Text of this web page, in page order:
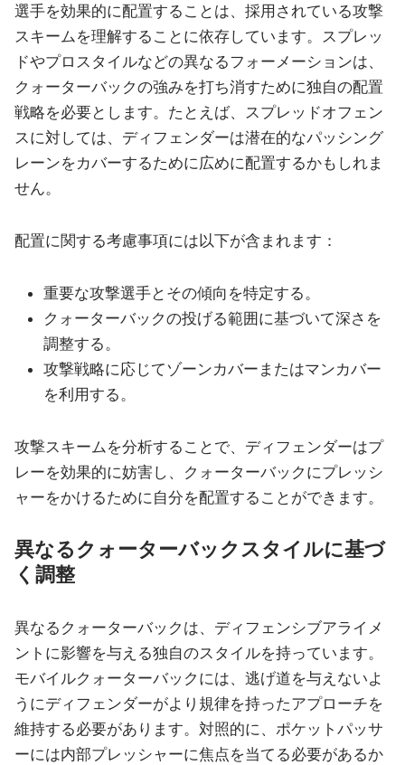
選手を効果的に配置することは、採用されている攻撃
スキームを理解することに依存しています。スプレッ
ドやプロスタイルなどの異なるフォーメーションは、
クォーターバックの強みを打ち消すために独自の配置
戦略を必要とします。たとえば、スプレッドオフェン
スに対しては、ディフェンダーは潜在的なパッシング
レーンをカバーするために広めに配置するかもしれま
せん。
配置に関する考慮事項には以下が含まれます：
重要な攻撃選手とその傾向を特定する。
クォーターバックの投げる範囲に基づいて深さを
調整する。
攻撃戦略に応じてゾーンカバーまたはマンカバー
を利用する。
攻撃スキームを分析することで、ディフェンダーはプ
レーを効果的に妨害し、クォーターバックにプレッシ
ャーをかけるために自分を配置することができます。
異なるクォーターバックスタイルに基づ
く調整
異なるクォーターバックは、ディフェンシブアライメ
ントに影響を与える独自のスタイルを持っています。
モバイルクォーターバックには、逃げ道を与えないよ
うにディフェンダーがより規律を持ったアプローチを
維持する必要があります。対照的に、ポケットパッサ
ーには内部プレッシャーに焦点を当てる必要があるか